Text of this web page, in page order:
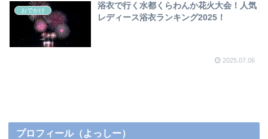
おでかけ
浴衣で行く水都くらわんか花火大会！人気
レディース浴衣ランキング2025！
2025.07.06
プロフィール（よっしー）